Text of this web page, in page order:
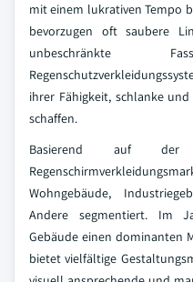
mit einem lukrativen Tempo
bevorzugen oft saubere
unbeschränkte
ihrer Fähigkeit, schlanke
schaffen.
Basierend auf
Wohngebäude,
Andere segmentiert. Im
Gebäude einen dominanten
bietet vielfältige